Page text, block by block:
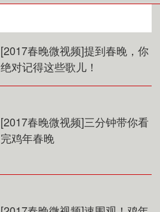
[2017春晚微视频]提到春晚，你
绝对记得这些歌儿！
[2017春晚微视频]三分钟带你看
完鸡年春晚